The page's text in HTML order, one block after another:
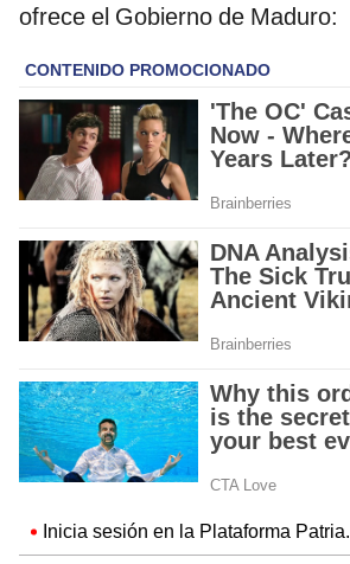
ofrece el Gobierno de Maduro:
Inicia sesión en la Plataforma Patria.